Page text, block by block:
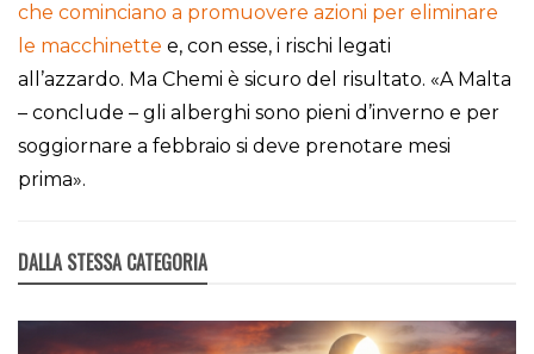
che cominciano a promuovere azioni per eliminare
le macchinette e, con esse, i rischi legati
all’azzardo. Ma Chemi è sicuro del risultato. «A Malta
– conclude – gli alberghi sono pieni d’inverno e per
soggiornare a febbraio si deve prenotare mesi
prima».
DALLA STESSA CATEGORIA